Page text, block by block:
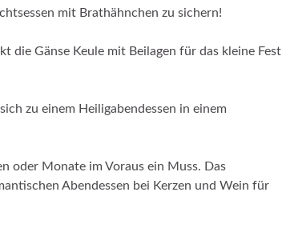
mit Brathähnchen zu sichern!
die Gänse Keule mit Beilagen für das kleine Fest
zu einem Heiligabendessen in einem
oder Monate im Voraus ein Muss. Das
Abendessen bei Kerzen und Wein für